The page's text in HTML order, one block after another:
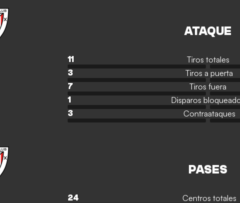
ATAQUE
11 Tiros totales
3
Tiros a puerta
7
Tiros fuera
1
Disparos
3
Contraataques
PASES
24 Centros totales